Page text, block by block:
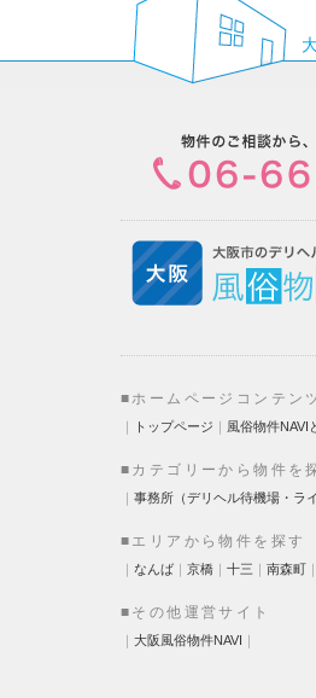
■ホームページコンテン
｜ トップページ ｜ 風俗物件NAVI
■カテゴリーから物件を
｜ 事務所（デリヘル待機場・ラ
■エリアから物件を探す
｜ なんば ｜ 京橋 ｜ 十三 ｜ 南森町 ｜
■その他運営サイト
｜ 大阪風俗物件NAVI ｜